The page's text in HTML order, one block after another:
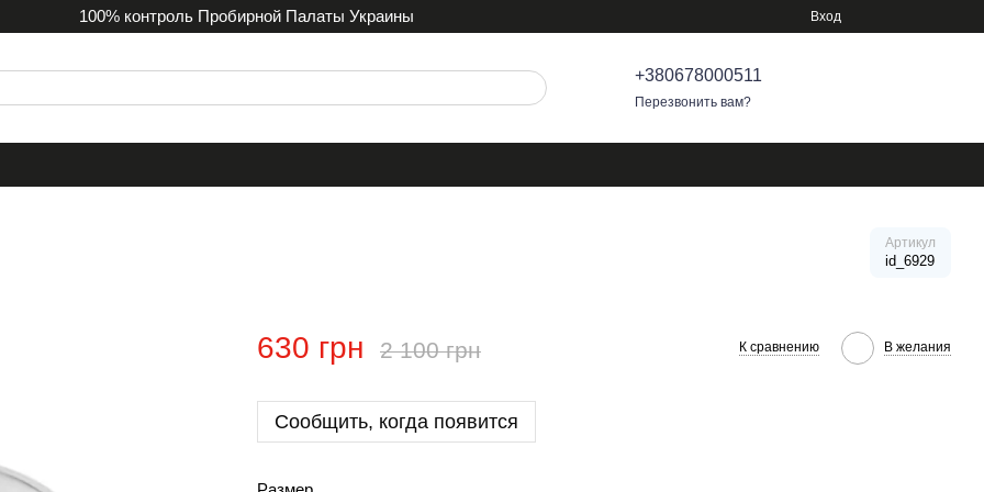
100% контроль Пробирной Палаты Украины Вход
+380678000511
Перезвонить вам?
Артикул
id_6929
630 грн 2 100 грн К сравнению В желания
Сообщить, когда появится